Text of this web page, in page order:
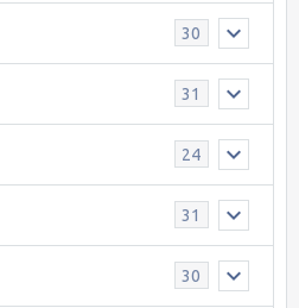
30
31
24
31
30